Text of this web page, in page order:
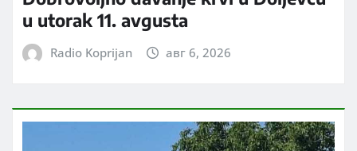
u utorak 11. avgusta
Radio Koprijan авг 6, 2026